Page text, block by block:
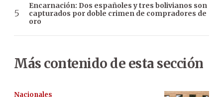
Encarnación: Dos españoles y tres bolivianos son
capturados por doble crimen de compradores de
oro
Más contenido de esta sección
Nacionales